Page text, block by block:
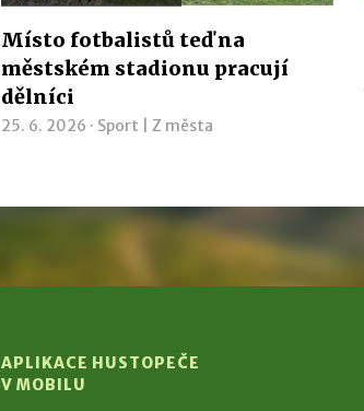
Místo fotbalistů teď na
městském stadionu pracují
dělníci
25. 6. 2026 · Sport Z města
APLIKACE HUSTOPEČE
V MOBILU